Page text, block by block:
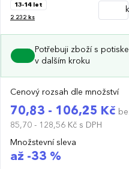
13-14 let
2 232 ks
Potřebuji zboží s
v dalším kroku
Cenový rozsah dle množství
70,83 - 106,25 Kč
85,70 - 128,56 Kč s DPH
Množstevní sleva
až -33 %